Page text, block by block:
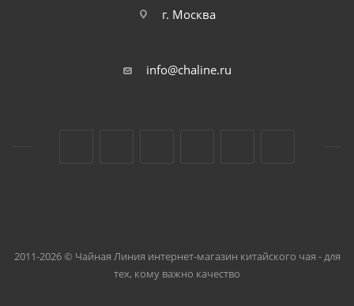
г. Москва
info@chaline.ru
2011-2026 © Чайная Линия интернет-магазин китайского чая - для
тех, кому важно качество